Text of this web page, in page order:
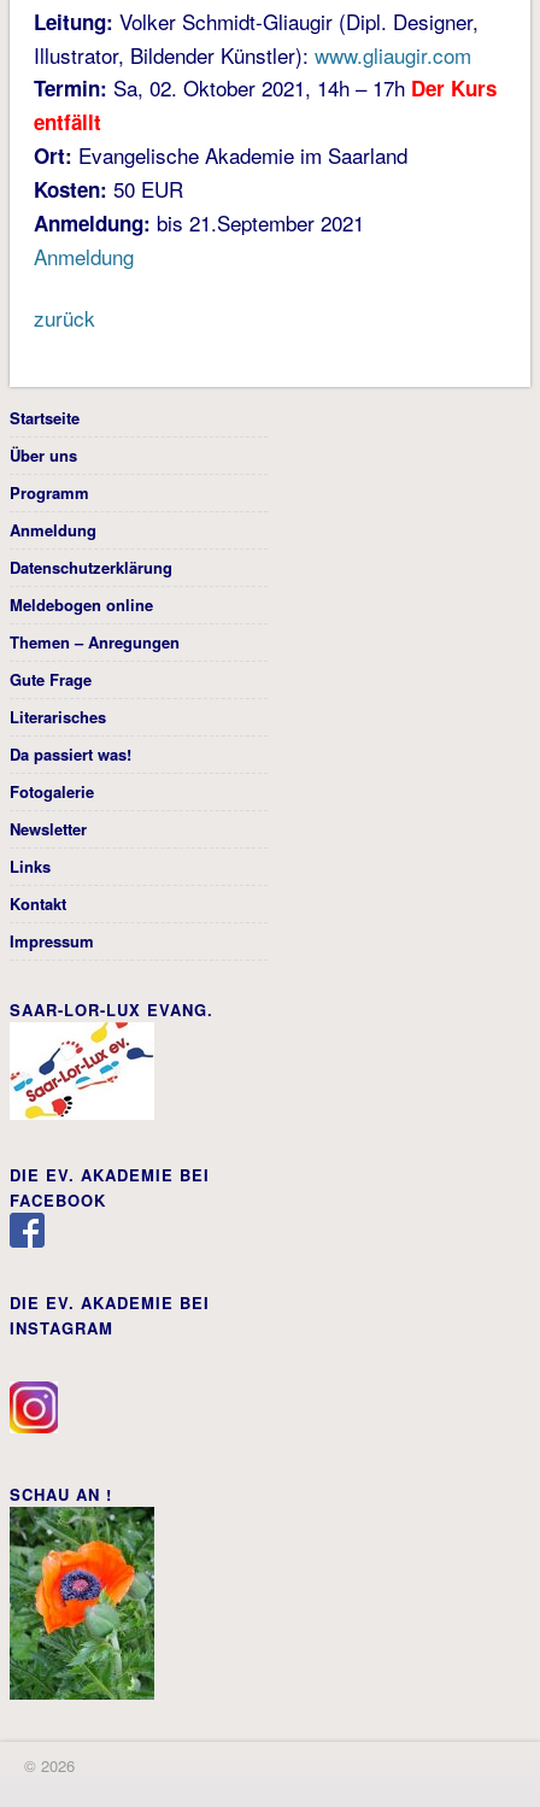
Leitung: Volker Schmidt-Gliaugir (Dipl. Designer,
Illustrator, Bildender Künstler): www.gliaugir.com
Termin: Sa, 02. Oktober 2021, 14h – 17h Der Kurs
entfällt
Ort: Evangelische Akademie im Saarland
Kosten: 50 EUR
Anmeldung: bis 21.September 2021
Anmeldung
zurück
Startseite
Über uns
Programm
Anmeldung
Datenschutzerklärung
Meldebogen online
Themen – Anregungen
Gute Frage
Literarisches
Da passiert was!
Fotogalerie
Newsletter
Links
Kontakt
Impressum
SAAR-LOR-LUX EVANG.
DIE EV. AKADEMIE BEI
FACEBOOK
DIE EV. AKADEMIE BEI
INSTAGRAM
SCHAU AN !
© 2026